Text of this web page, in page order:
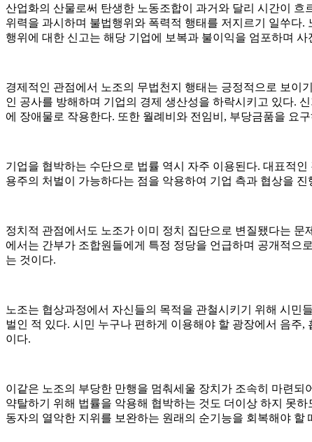
산업화의 산물로써 탄생한 노동조합이 과거와 달리 시간이
위력을 과시하며 불법행위와 폭력적 행태를 저지르기 일쑤다
행위에 대한 신고는 해당 기업에 보복과 불이익을 엄포하며 사
경제적인 관점에서 노조의 무법천지 행태는 긍정적으로 보이
인 공사를 방해하며 기업의 경제 생산성을 하락시키고 있다.
에 장애물로 작용한다. 또한 월례비와 전임비, 부당금품을 요
기업을 협박하는 수단으로 법률 역시 자주 이용된다. 대표적
용주의 처벌이 가능하다는 점을 악용하여 기업 측과 협상을
정치적 관점에서도 노조가 이미 정치 집단으로 변질됐다는
에서는 간부가 조합원들에게 특정 정당을 언급하며 공개적으
는 것이다.
노조는 협상과정에서 자신들의 목적을 관철시키기 위해 시민
벌인 적 있다. 시민 누구나 편하게 이용해야 할 광장에서 음주
이다.
이같은 노조의 부당한 만행을 멈춰세울 장치가 조속히 마련
약탈하기 위해 법률을 악용해 협박하는 것도 더이상 하지 못
동자의 열악한 지위를 보완하는 원래의 순기능을 회복해야 할